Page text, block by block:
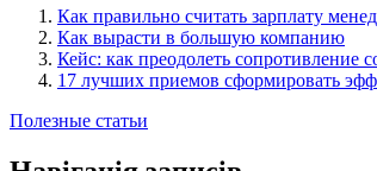
Как правильно считать зарплату
Как вырасти в большую компанию
Кейс: как преодолеть сопротивление
17 лучших приемов сформировать
Полезные статьи